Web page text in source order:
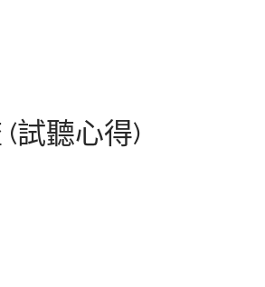
試聽心得)